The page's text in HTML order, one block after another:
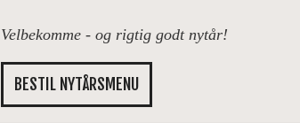
Velbekomme - og rigtig godt nytår!
BESTIL NYTÅRSMENU